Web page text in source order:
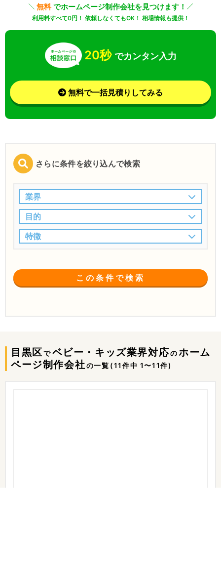
無料でホームページ制作会社を見つけます！
利用料すべて0円！ 依頼しなくてもOK！ 相場情報も提供！
20秒 でカンタン入力
無料で一括見積りしてみる
さらに条件を絞り込んで検索
業界
目的
特徴
この条件で検索
目黒区 でベビー・キッズ業界対応のホーム
ページ制作会社の一覧 (11件中 1〜11件)